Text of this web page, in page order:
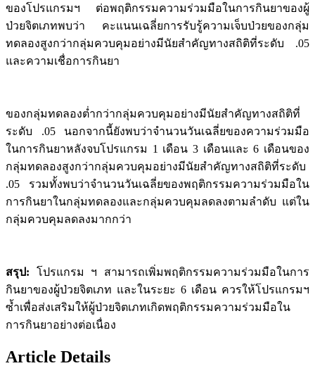
ของโปรแกรมฯ ต่อพฤติกรรมความร่วมมือในการกินยาของผู้
ป่วยจิตเภทพบว่า คะแนนเฉลี่ยการรับรู้ความเจ็บป่วยของกลุ่ม
ทดลองสูงกว่ากลุ่มควบคุมอย่างมีนัยสำคัญทางสถิติที่ระดับ .05
และความเชื่อการกินยา
ของกลุ่มทดลองต่ำกว่ากลุ่มควบคุมอย่างมีนัยสำคัญทางสถิติที่
ระดับ .05 นอกจากนี้ยังพบว่าจำนวนวันเฉลี่ยของความร่วมมือ
ในการกินยาหลังจบโปรแกรม 1 เดือน 3 เดือนและ 6 เดือนของ
กลุ่มทดลองสูงกว่ากลุ่มควบคุมอย่างมีนัยสำคัญทางสถิติที่ระดับ
.05 รวมทั้งพบว่าจำนวนวันเฉลี่ยของพฤติกรรมความร่วมมือใน
การกินยาในกลุ่มทดลองและกลุ่มควบคุมลดลงตามลำดับ แต่ใน
กลุ่มควบคุมลดลงมากกว่า
สรุป: โปรแกรม ฯ สามารถเพิ่มพฤติกรรมความร่วมมือในการ
กินยาของผู้ป่วยจิตเภท และในระยะ 6 เดือน ควรให้โปรแกรมฯ
ซ้ำเพื่อส่งเสริมให้ผู้ป่วยจิตเภทเกิดพฤติกรรมความร่วมมือใน
การกินยาอย่างต่อเนื่อง
Article Details